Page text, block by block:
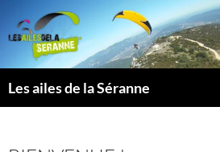
contenu
Les ailes de la Séranne